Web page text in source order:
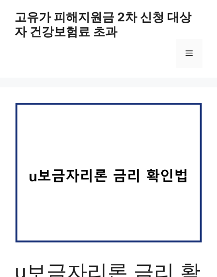
고유가 피해지원금 2차 신청 대상
자 건강보험료 초과
메
u보금자리론 금리 확